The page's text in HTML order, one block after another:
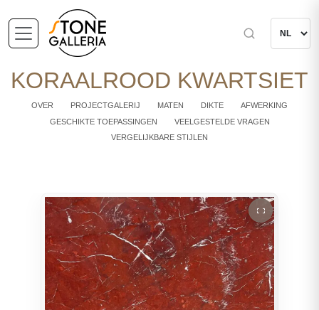
KORAALROOD KWARTSIET
OVER PROJECTGALERIJ MATEN DIKTE
AFWERKING
GESCHIKTE TOEPASSINGEN
VEELGESTELDE VRAGEN
VERGELIJKBARE STIJLEN